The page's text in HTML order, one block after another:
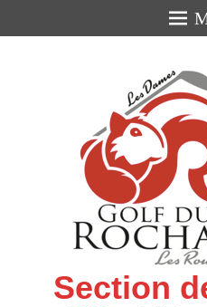
Section